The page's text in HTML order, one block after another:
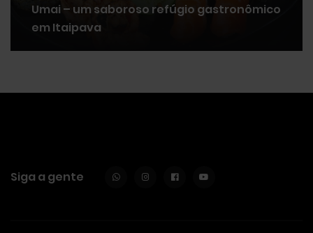
Umai – um saboroso refúgio gastronômico
em Itaipava
Siga a gente